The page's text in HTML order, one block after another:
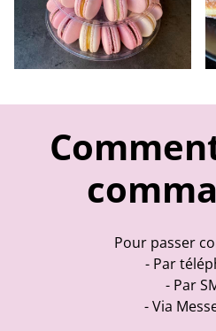
Pour passer
- Par
- Par
- Via